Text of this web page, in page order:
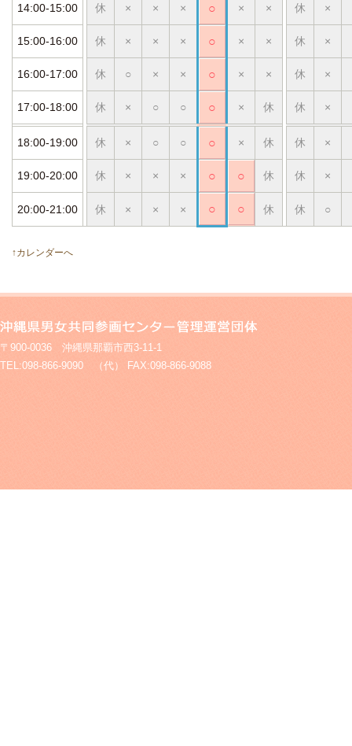
14:00-15:00 休 × × × ○ × × 休 ×
15:00-16:00 休 × × × ○ × × 休 ×
16:00-17:00 休 ○ × × ○ × × 休 ×
17:00-18:00 休 × ○ ○ ○ × 休 休 ×
18:00-19:00 休 × ○ ○ ○ × 休 休 ×
19:00-20:00 休 × × × ○ ○ 休 休 ×
20:00-21:00 休 × × × ○ ○ 休 休 ○
↑カレンダーへ
〒900-0036 沖縄県那覇市西3-11-1
TEL:098-866-9090 （代） FAX:098-866-9088